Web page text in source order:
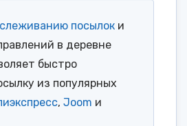
посылок и
в деревне
быстро
из популярных
, Joom и